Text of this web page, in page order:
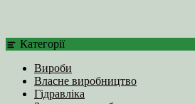
Категорії
Вироби
Власне виробництво
Гідравліка